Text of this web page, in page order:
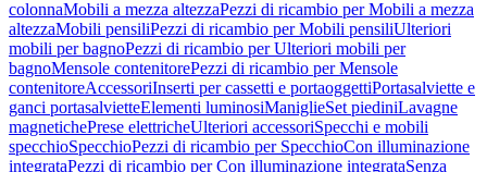
colonnaMobili a mezza altezzaPezzi di ricambio per Mobili a mezza
altezzaMobili pensiliPezzi di ricambio per Mobili pensiliUlteriori
mobili per bagnoPezzi di ricambio per Ulteriori mobili per
bagnoMensole contenitorePezzi di ricambio per Mensole
contenitoreAccessoriInserti per cassetti e portaoggettiPortasalviette e
ganci portasalvietteElementi luminosiManiglieSet piediniLavagne
magnetichePrese elettricheUlteriori accessoriSpecchi e mobili
specchioSpecchioPezzi di ricambio per SpecchioCon illuminazione
integrataPezzi di ricambio per Con illuminazione integrataSenza